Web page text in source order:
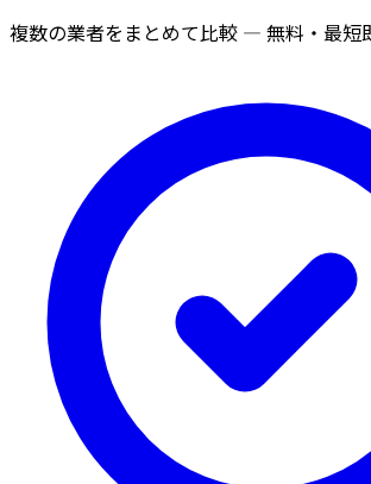
複数の業者をまとめて比較 — 無料・最短